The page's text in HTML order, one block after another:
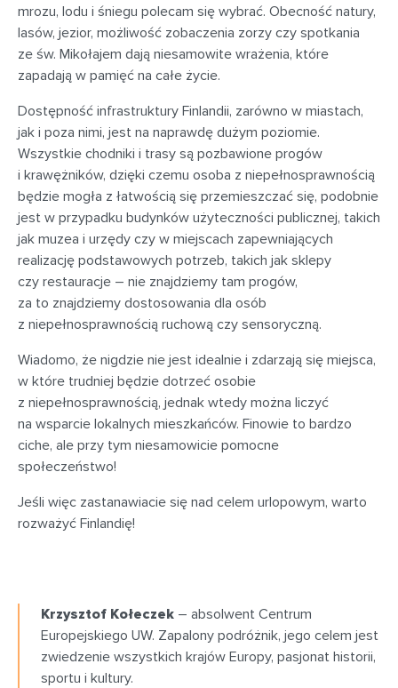
mrozu, lodu i śniegu polecam się wybrać. Obecność natury,
lasów, jezior, możliwość zobaczenia zorzy czy spotkania
ze św. Mikołajem dają niesamowite wrażenia, które
zapadają w pamięć na całe życie.
Dostępność infrastruktury Finlandii, zarówno w miastach,
jak i poza nimi, jest na naprawdę dużym poziomie.
Wszystkie chodniki i trasy są pozbawione progów
i krawężników, dzięki czemu osoba z niepełnosprawnością
będzie mogła z łatwością się przemieszczać się, podobnie
jest w przypadku budynków użyteczności publicznej, takich
jak muzea i urzędy czy w miejscach zapewniających
realizację podstawowych potrzeb, takich jak sklepy
czy restauracje – nie znajdziemy tam progów,
za to znajdziemy dostosowania dla osób
z niepełnosprawnością ruchową czy sensoryczną.
Wiadomo, że nigdzie nie jest idealnie i zdarzają się miejsca,
w które trudniej będzie dotrzeć osobie
z niepełnosprawnością, jednak wtedy można liczyć
na wsparcie lokalnych mieszkańców. Finowie to bardzo
ciche, ale przy tym niesamowicie pomocne
społeczeństwo!
Jeśli więc zastanawiacie się nad celem urlopowym, warto
rozważyć Finlandię!
Krzysztof Kołeczek – absolwent Centrum
Europejskiego UW. Zapalony podróżnik, jego celem jest
zwiedzenie wszystkich krajów Europy, pasjonat historii,
sportu i kultury.